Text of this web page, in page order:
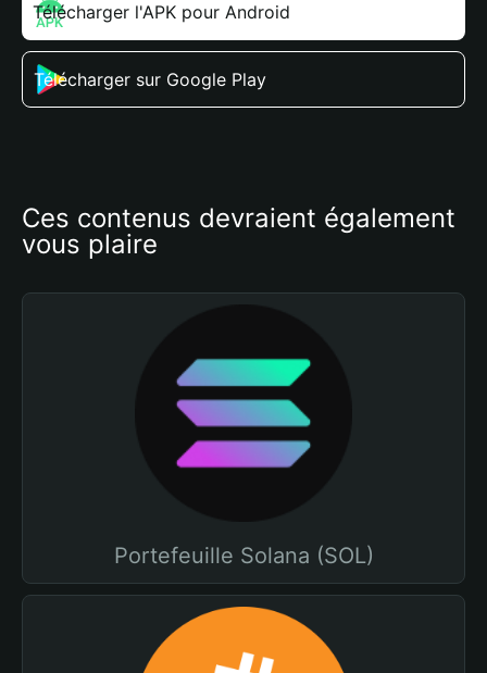
Télécharger l'APK pour Android
Télécharger sur Google Play
Ces contenus devraient également
vous plaire
Portefeuille Solana (SOL)